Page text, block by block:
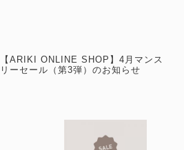
【ARIKI ONLINE SHOP】4月マンス
リーセール（第3弾）のお知らせ